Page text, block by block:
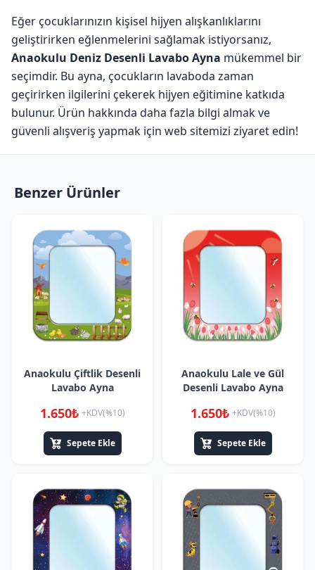
Eğer çocuklarınızın kişisel hijyen alışkanlıklarını
geliştirirken eğlenmelerini sağlamak istiyorsanız,
Anaokulu Deniz Desenli Lavabo Ayna mükemmel bir
seçimdir. Bu ayna, çocukların lavaboda zaman
geçirirken ilgilerini çekerek hijyen eğitimine katkıda
bulunur. Ürün hakkında daha fazla bilgi almak ve
güvenli alışveriş yapmak için web sitemizi ziyaret edin!
Benzer Ürünler
Anaokulu Çiftlik Desenli
Lavabo Ayna
1.650₺ +KDV(%10)
Sepete Ekle
Anaokulu Lale ve Gül
Desenli Lavabo Ayna
1.650₺ +KDV(%10)
Sepete Ekle